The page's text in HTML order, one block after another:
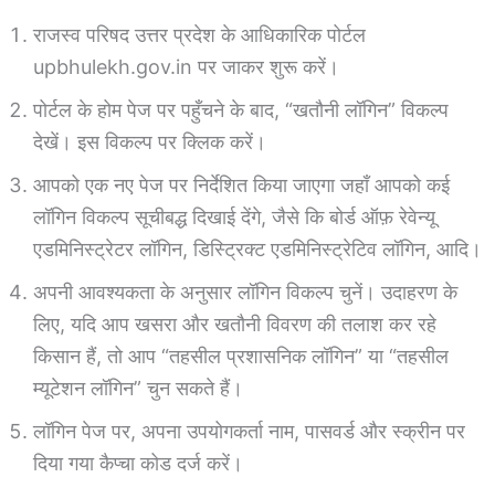
राजस्व परिषद उत्तर प्रदेश के आधिकारिक पोर्टल
upbhulekh.gov.in पर जाकर शुरू करें।
पोर्टल के होम पेज पर पहुँचने के बाद, “खतौनी लॉगिन” विकल्प
देखें। इस विकल्प पर क्लिक करें।
आपको एक नए पेज पर निर्देशित किया जाएगा जहाँ आपको कई
लॉगिन विकल्प सूचीबद्ध दिखाई देंगे, जैसे कि बोर्ड ऑफ़ रेवेन्यू
एडमिनिस्ट्रेटर लॉगिन, डिस्ट्रिक्ट एडमिनिस्ट्रेटिव लॉगिन, आदि।
अपनी आवश्यकता के अनुसार लॉगिन विकल्प चुनें। उदाहरण के
लिए, यदि आप खसरा और खतौनी विवरण की तलाश कर रहे
किसान हैं, तो आप “तहसील प्रशासनिक लॉगिन” या “तहसील
म्यूटेशन लॉगिन” चुन सकते हैं।
लॉगिन पेज पर, अपना उपयोगकर्ता नाम, पासवर्ड और स्क्रीन पर
दिया गया कैप्चा कोड दर्ज करें।